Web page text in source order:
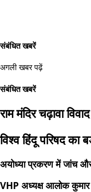
संबंधित खबरें
अगली खबर पढ़ें
संबंधित खबरें
राम मंदिर चढ़ावा
विश्व हिंदू परिषद का
अयोध्या प्रकरण में जांच और
VHP अध्यक्ष आलोक कुमार